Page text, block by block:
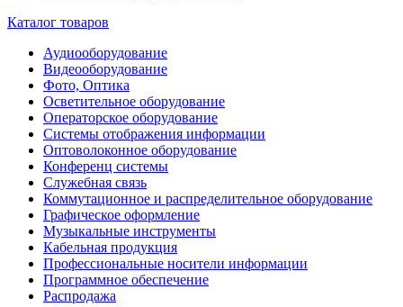
Каталог товаров
Аудиооборудование
Видеооборудование
Фото, Оптика
Осветительное оборудование
Операторское оборудование
Системы отображения информации
Оптоволоконное оборудование
Конференц системы
Служебная связь
Коммутационное и распределительное оборудование
Графическое оформление
Музыкальные инструменты
Кабельная продукция
Профессиональные носители информации
Программное обеспечение
Распродажа